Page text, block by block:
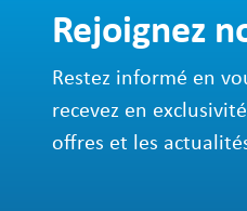
Rejoignez
Restez informé en
recevez en
offres et les